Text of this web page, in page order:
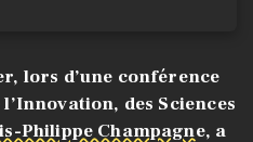
lors d’une conférence
des Sciences
Philippe Champagne, a